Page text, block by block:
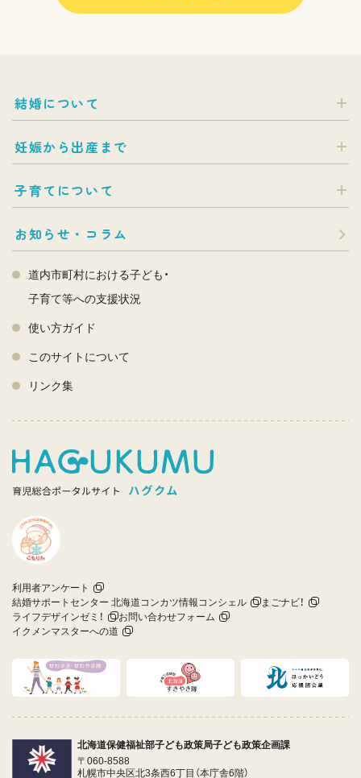
結婚について
妊娠から出産まで
子育てについて
お知らせ・コラム
道内市町村における子ども・
子育て等への支援状況
使い方ガイド
このサイトについて
リンク集
利用者アンケート
結婚サポートセンター 北海道コンカツ情報コンシェル
まごナビ！
ライフデザインゼミ！
お問い合わせフォーム
イクメンマスターへの道
北海道保健福祉部子ども政策局子ども政策企画課
〒060-8588
札幌市中央区北3条西6丁目（本庁舎6階）